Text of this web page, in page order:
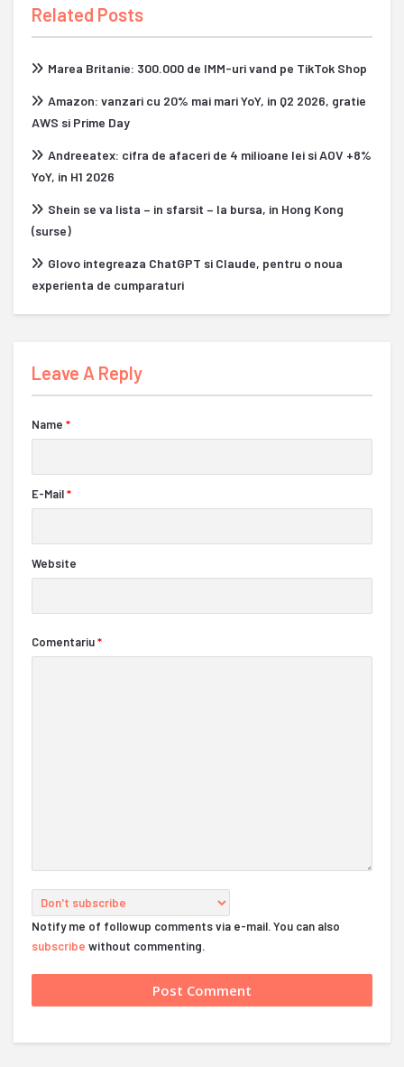
Related Posts
Marea Britanie: 300.000 de IMM-uri vand pe TikTok Shop
Amazon: vanzari cu 20% mai mari YoY, in Q2 2026, gratie
AWS si Prime Day
Andreeatex: cifra de afaceri de 4 milioane lei si AOV +8%
YoY, in H1 2026
Shein se va lista – in sfarsit – la bursa, in Hong Kong
(surse)
Glovo integreaza ChatGPT si Claude, pentru o noua
experienta de cumparaturi
Leave A Reply
Name *
E-Mail*
Website
Comentariu*
Notify me of followup comments via e-mail. You can also
subscribe without commenting.